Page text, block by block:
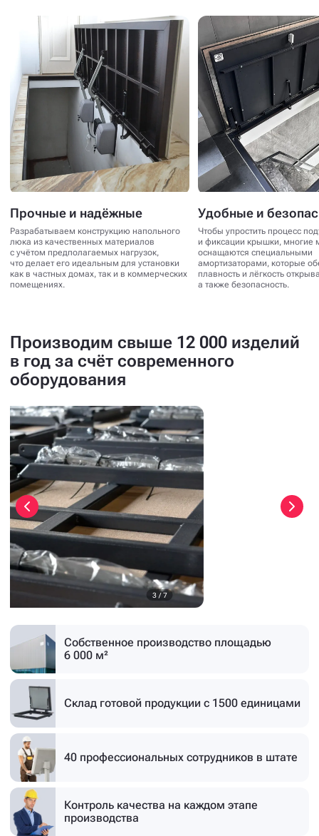
Прочные и надёжные
Разрабатываем конструкцию напольного
люка из качественных материалов
с учётом предполагаемых нагрузок,
что делает его идеальным для установки
как в частных домах, так и в коммерческих
помещениях.
Удобные и
Чтобы упростить процесс
и фиксации крышки, многие
оснащаются специальными
амортизаторами, которые
плавность и лёгкость
а также безопасность.
Производим свыше 12 000 изделий
в год за счёт современного
оборудования
3 / 7
Собственное производство площадью
6 000 м²
Склад готовой продукции с 1500 единицами
40 профессиональных сотрудников в штате
Контроль качества на каждом этапе
производства